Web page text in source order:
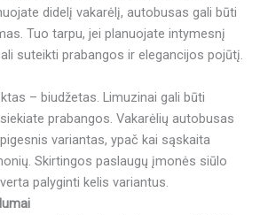
didelį vakarėlį, autobusas gali būti
Tuo tarpu, jei planuojate intymesnį
suteikti prabangos ir elegancijos pojūtį.
– biudžetas. Limuzinai gali būti
prabangos. Vakarėlių autobusas
variantas, ypač kai sąskaita
Skirtingos paslaugų įmonės siūlo
palyginti kelis variantus.